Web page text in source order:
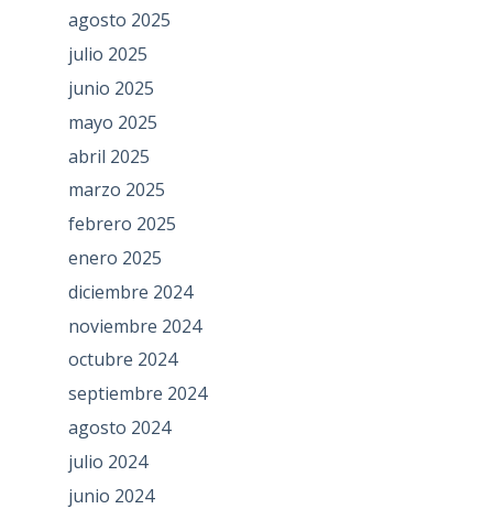
agosto 2025
julio 2025
junio 2025
mayo 2025
abril 2025
marzo 2025
febrero 2025
enero 2025
diciembre 2024
noviembre 2024
octubre 2024
septiembre 2024
agosto 2024
julio 2024
junio 2024